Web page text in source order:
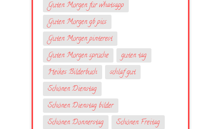
Guten Morgen für whatsapp
Guten Morgen gb pics
Guten Morgen pinterest
Guten Morgen sprüche
guten tag
Heikes Bilderbuch
schlaf gut
Schönen Dienstag
Schönen Dienstag bilder
Schönen Donnerstag
Schönen Freitag